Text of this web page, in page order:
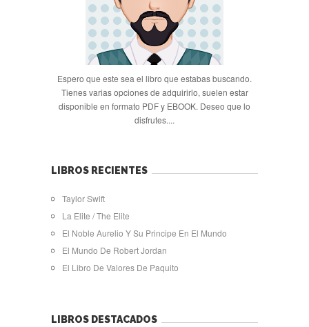
Espero que este sea el libro que estabas buscando.
Tienes varias opciones de adquirirlo, suelen estar
disponible en formato PDF y EBOOK. Deseo que lo
disfrutes....
LIBROS RECIENTES
Taylor Swift
La Elite / The Elite
El Noble Aurelio Y Su Principe En El Mundo
El Mundo De Robert Jordan
El Libro De Valores De Paquito
LIBROS DESTACADOS